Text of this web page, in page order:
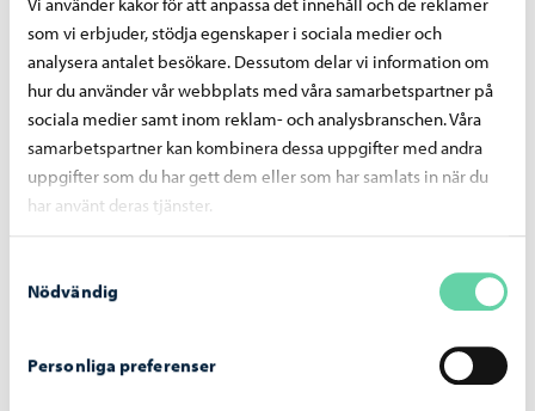
som vi erbjuder, stödja egenskaper i sociala medier och
analysera antalet besökare. Dessutom delar vi information om
hur du använder vår webbplats med våra samarbetspartner på
sociala medier samt inom reklam- och analysbranschen. Våra
samarbetspartner kan kombinera dessa uppgifter med andra
uppgifter som du har gett dem eller som har samlats in när du
har använt deras tjänster.
Nödvändig
Personliga preferenser
Stolar till planen vid Huhtisen koulu
Tilläggande av tillgänglighetsinformation på stadens
webbsidor.
Träbänkar med ryggstöd längs motionsrutter och -
platser
Tydligare reglering för gång- och cykeltrafiken i
Utomhusbio för hela familjen
Veckoslut för familjer